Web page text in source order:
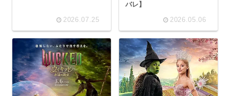
2026.07.25
バレ】
2026.05.06